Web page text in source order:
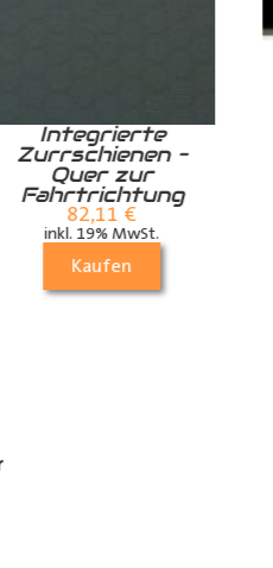
Integrierte
Zurrschienen –
Quer zur
Fahrtrichtung
82,11 €
inkl. 19% MwSt.
Kaufen